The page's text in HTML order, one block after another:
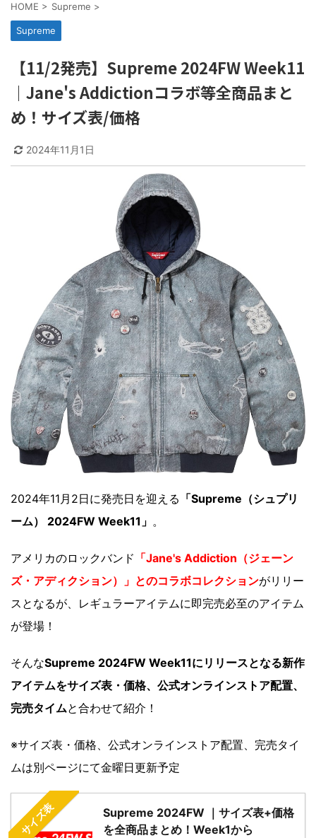
HOME > Supreme >
Supreme
【11/2発売】Supreme 2024FW Week11
｜Jane's Addictionコラボ等全商品まと
め！サイズ表/価格
2024年11月1日
2024年11月2日に発売日を迎える 「Supreme（シュプリ
ーム） 2024FW Week11」 。
アメリカのロックバンド 「Jane's Addiction（ジェーン
ズ・アディクション）」とのコラボコレクションがリリー
スとなるが、レギュラーアイテムに即完売必至のアイテム
が登場！
そんなSupreme 2024FW Week11にリリースとなる新作
アイテムをサイズ表・価格、公式オンラインストア配置、
完売タイムと合わせて紹介！
※サイズ表・価格、公式オンラインストア配置、完売タイ
ムは別ページにて金曜日更新予定
サイズ表
Supreme 2024FW ｜サイズ表+価格
を全商品まとめ！Week1から